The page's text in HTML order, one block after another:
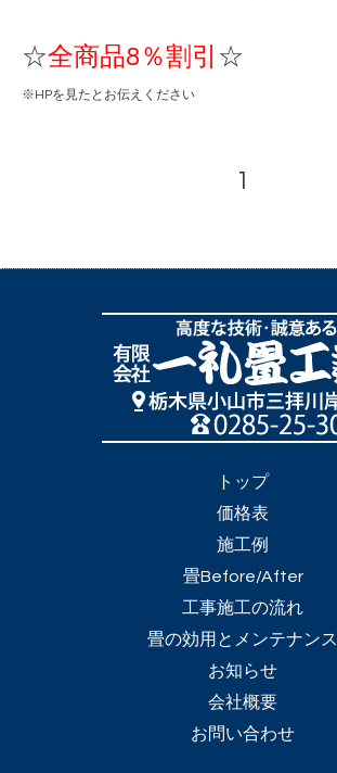
☆全商品8％割引 ☆
※HPを見たとお伝えください
1
トップ
価格表
施工例
畳Before/After
工事施工の流れ
畳の効用とメンテナンス
お知らせ
会社概要
お問い合わせ